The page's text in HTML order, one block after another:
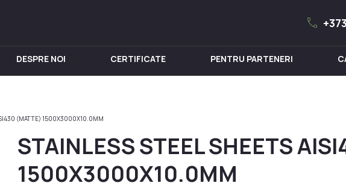
call
DESPRE NOI CERTIFICATE PENTRU PARTENERI
Inox
Aparat de distilat
(MATTE) 1500X3000X10.0MM
STAINLESS STEEL SHEETS
1500X3000X10.0MM